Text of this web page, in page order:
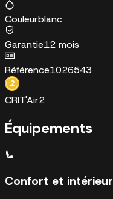
Couleurblanc
Garantie12 mois
Référence1026543
CRIT'Air2
Équipements
Confort et intérieur